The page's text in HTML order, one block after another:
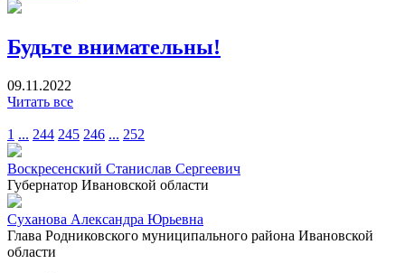
Будьте внимательны!
09.11.2022
Читать все
1 ... 244 245 246 ... 252
Воскресенский Станислав Сергеевич
Губернатор Ивановской области
Суханова Александра Юрьевна
Глава Родниковского муниципального района Ивановской
области